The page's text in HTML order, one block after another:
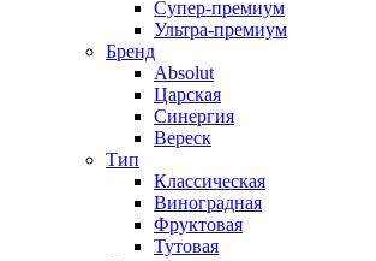
Супер-премиум
Ультра-премиум
Бренд
Absolut
Царская
Синергия
Вереск
Тип
Классическая
Виноградная
Фруктовая
Тутовая